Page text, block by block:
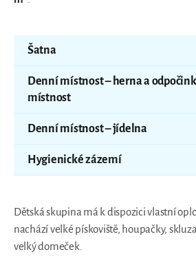
Šatna
Denní místnost – herna a
místnost
Denní místnost – jídelna
Hygienické zázemí
Dětská skupina má k dispozici vlastní
nachází velké pískoviště, houpačky,
velký domeček.